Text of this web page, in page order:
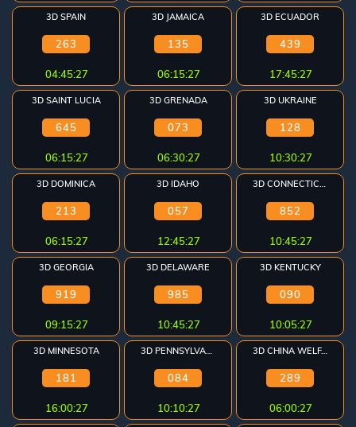
3D SPAIN
263
04:45:26
3D JAMAICA
135
06:15:26
3D ECUADOR
439
17:45:26
3D SAINT LUCIA
645
06:15:26
3D GRENADA
073
06:30:26
3D UKRAINE
128
10:30:26
3D DOMINICA
213
06:15:26
3D IDAHO
057
12:45:26
852
10:45:26
3D GEORGIA
919
09:15:26
3D DELAWARE
985
10:45:26
3D KENTUCKY
090
10:05:26
3D MINNESOTA
181
16:00:26
3D PENNSYLVANIA
084
10:10:26
3D CHINA WELFARE
289
06:00:26